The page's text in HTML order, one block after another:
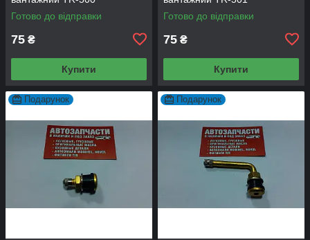
Готово до відправки
75 ₴
Купити
Готово до відправки
75 ₴
Купити
Подарунок Подарунок